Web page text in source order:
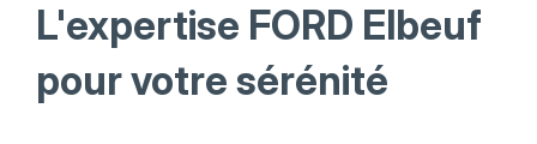
L'expertise FORD Elbeuf
pour votre sérénité